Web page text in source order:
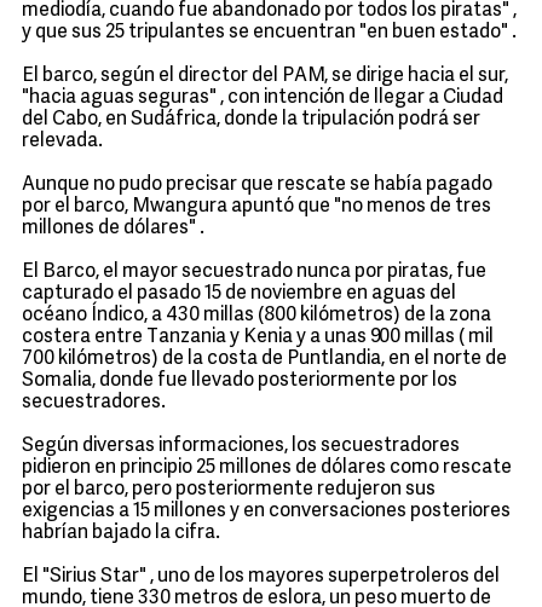
mediodía, cuando fue abandonado por todos los piratas" ,
y que sus 25 tripulantes se encuentran "en buen estado" .
El barco, según el director del PAM, se dirige hacia el sur,
"hacia aguas seguras" , con intención de llegar a Ciudad
del Cabo, en Sudáfrica, donde la tripulación podrá ser
relevada.
Aunque no pudo precisar que rescate se había pagado
por el barco, Mwangura apuntó que "no menos de tres
millones de dólares" .
El Barco, el mayor secuestrado nunca por piratas, fue
capturado el pasado 15 de noviembre en aguas del
océano Índico, a 430 millas (800 kilómetros) de la zona
costera entre Tanzania y Kenia y a unas 900 millas ( mil
700 kilómetros) de la costa de Puntlandia, en el norte de
Somalia, donde fue llevado posteriormente por los
secuestradores.
Según diversas informaciones, los secuestradores
pidieron en principio 25 millones de dólares como rescate
por el barco, pero posteriormente redujeron sus
exigencias a 15 millones y en conversaciones posteriores
habrían bajado la cifra.
El "Sirius Star" , uno de los mayores superpetroleros del
mundo, tiene 330 metros de eslora, un peso muerto de